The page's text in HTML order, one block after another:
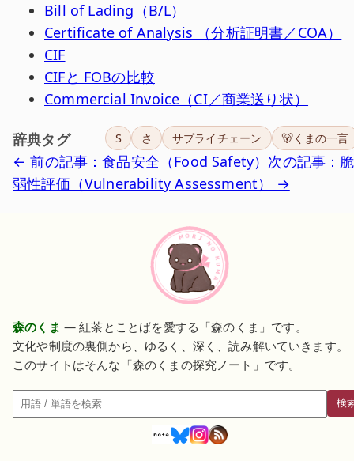
Bill of Lading（B/L）
Certificate of Analysis （分析証明書／COA）
CIF
CIFと FOBの比較
Commercial Invoice（CI／商業送り状）
辞典タグ S さ サプライチェーン 🐻くまの一言
← 前の記事：食品安全（Food Safety） 次の記事：脆
弱性評価（Vulnerability Assessment） →
森のくま — 紅茶とことばを愛する「森のくま」です。
文化や制度の裏側から、ゆるく、深く、読み解いていきます。
このサイトはそんな「森のくまの探究ノート」です。
検索
検